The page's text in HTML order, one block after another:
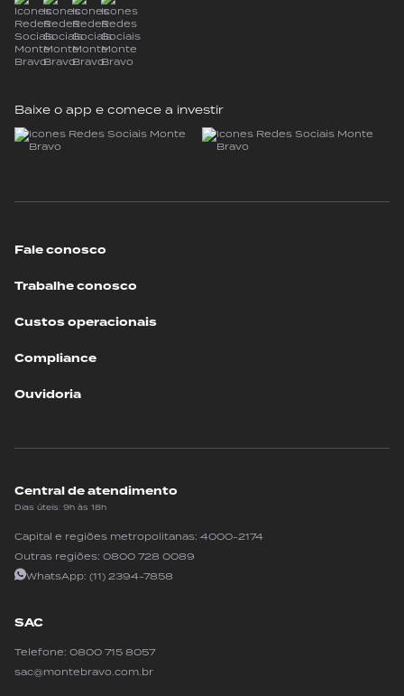
Baixe o app e comece a investir
Fale conosco
Trabalhe conosco
Custos operacionais
Compliance
Ouvidoria
Central de atendimento
Dias úteis: 9h às 18h
Capital e regiões metropolitanas: 4000-2174
Outras regiões: 0800 728 0089
WhatsApp: (11) 2394-7858
SAC
Telefone: 0800 715 8057
sac@montebravo.com.br